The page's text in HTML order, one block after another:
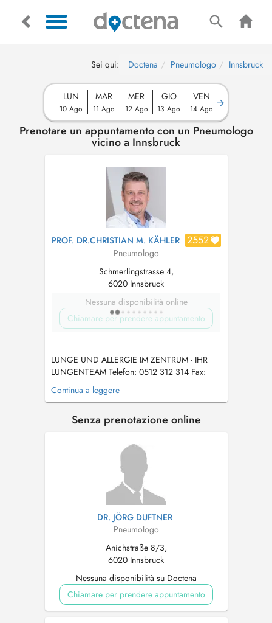
Sei qui: Doctena Pneumologo Innsbruck
LUN
10 Ago
MAR
11 Ago
MER
12 Ago
GIO
13 Ago
VEN
14 Ago
Prenotare un appuntamento con un Pneumologo
vicino a Innsbruck
PROF. DR.CHRISTIAN M. KÄHLER 2552
Pneumologo
Schmerlingstrasse 4,
6020 Innsbruck
Nessuna disponibilità online
Chiamare per prendere appuntamento
LUNGE UND ALLERGIE IM ZENTRUM - IHR
LUNGENTEAM Telefon: 0512 312 314 Fax:
0512 312 314 316 Mail:
Wo Sie uns jetzt neu finden: LUNGE UND
Schmerlingstrasse 4 6020 Innsbruck Österreich
Continua a leggere
Senza prenotazione online
DR. JÖRG DUFTNER
Pneumologo
Anichstraße 8/3,
6020 Innsbruck
Nessuna disponibilità su Doctena
Chiamare per prendere appuntamento